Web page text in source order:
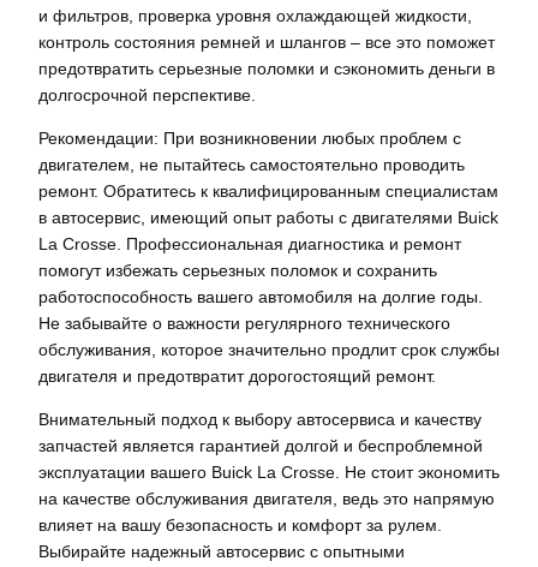
и фильтров, проверка уровня охлаждающей жидкости,
контроль состояния ремней и шлангов – все это поможет
предотвратить серьезные поломки и сэкономить деньги в
долгосрочной перспективе.
Рекомендации: При возникновении любых проблем с
двигателем, не пытайтесь самостоятельно проводить
ремонт. Обратитесь к квалифицированным специалистам
в автосервис, имеющий опыт работы с двигателями Buick
La Crosse. Профессиональная диагностика и ремонт
помогут избежать серьезных поломок и сохранить
работоспособность вашего автомобиля на долгие годы.
Не забывайте о важности регулярного технического
обслуживания, которое значительно продлит срок службы
двигателя и предотвратит дорогостоящий ремонт.
Внимательный подход к выбору автосервиса и качеству
запчастей является гарантией долгой и беспроблемной
эксплуатации вашего Buick La Crosse. Не стоит экономить
на качестве обслуживания двигателя, ведь это напрямую
влияет на вашу безопасность и комфорт за рулем.
Выбирайте надежный автосервис с опытными